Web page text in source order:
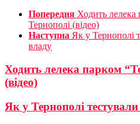
Попередня Ходить лелека
Тернополі (відео)
Наступна Як у Тернополі
владу
Ходить лелека парком
(відео)
Як у Тернополі